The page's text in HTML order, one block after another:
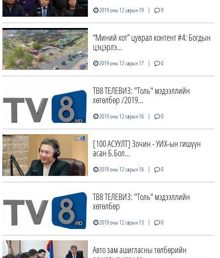
2019 оны 12 сарын 19 | 9
“Миний хот” цуврал контент #4: Богдын
цэцэрлэ…
2019 оны 12 сарын 17 | 0
ТВ8 ТЕЛЕВИЗ: "Толь" мэдээллийн
хөтөлбөр /2019…
2019 оны 12 сарын 16 | 0
[100 АСУУЛТ] Зочин - УИХ-ын гишүүн
асан Б.Бол…
2019 оны 12 сарын 16 | 0
ТВ8 ТЕЛЕВИЗ: "Толь" мэдээллийн
хөтөлбөр
2019 оны 12 сарын 13 | 0
Авто зам ашигласны төлбөрийн